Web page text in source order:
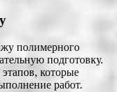
полимерного
подготовку.
которые
работ.